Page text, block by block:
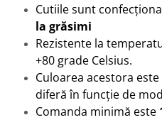
Cutiile sunt
la grăsimi
Rezistente la
+80 grade Celsius.
Culoarea acestora
diferă în funcție de
Comanda minimă este